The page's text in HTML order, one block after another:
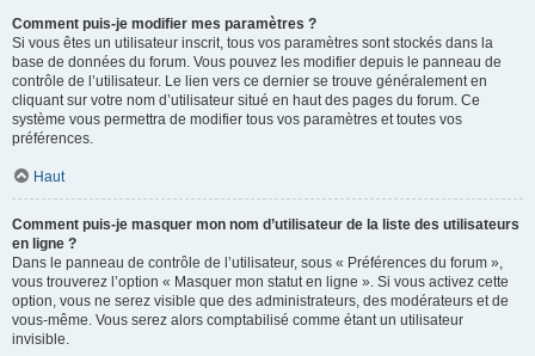
Comment puis-je modifier mes paramètres ?
Si vous êtes un utilisateur inscrit, tous vos paramètres sont stockés dans la
base de données du forum. Vous pouvez les modifier depuis le panneau de
contrôle de l’utilisateur. Le lien vers ce dernier se trouve généralement en
cliquant sur votre nom d’utilisateur situé en haut des pages du forum. Ce
système vous permettra de modifier tous vos paramètres et toutes vos
préférences.
Haut
Comment puis-je masquer mon nom d’utilisateur de la liste des utilisateurs
en ligne ?
Dans le panneau de contrôle de l’utilisateur, sous « Préférences du forum »,
vous trouverez l’option « Masquer mon statut en ligne ». Si vous activez cette
option, vous ne serez visible que des administrateurs, des modérateurs et de
vous-même. Vous serez alors comptabilisé comme étant un utilisateur
invisible.